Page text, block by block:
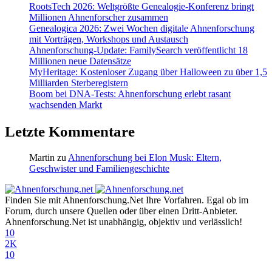
RootsTech 2026: Weltgrößte Genealogie-Konferenz bringt
Millionen Ahnenforscher zusammen
Genealogica 2026: Zwei Wochen digitale Ahnenforschung
mit Vorträgen, Workshops und Austausch
Ahnenforschung-Update: FamilySearch veröffentlicht 18
Millionen neue Datensätze
MyHeritage: Kostenloser Zugang über Halloween zu über 1,5
Milliarden Sterberegistern
Boom bei DNA-Tests: Ahnenforschung erlebt rasant
wachsenden Markt
Letzte Kommentare
Martin zuAhnenforschung bei Elon Musk: Eltern,
Geschwister und Familiengeschichte
Finden Sie mit Ahnenforschung.Net Ihre Vorfahren. Egal ob im
Forum, durch unsere Quellen oder über einen Dritt-Anbieter.
Ahnenforschung.Net ist unabhängig, objektiv und verlässlich!
10
2K
10